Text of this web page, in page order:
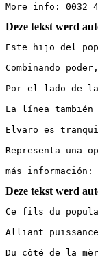
More info: 0032
Deze tekst werd
Este hijo del
Combinando
Por el lado de la
La línea
Elvaro es
Representa una
más información:
Deze tekst werd
Ce fils du
Alliant
Du côté de la